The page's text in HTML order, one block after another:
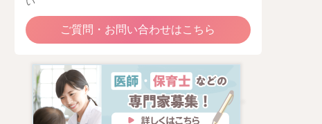
ご質問・お問い合わせはこちら